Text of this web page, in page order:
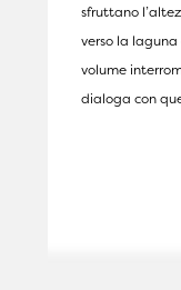
sfruttano
verso la
volume
dialoga con